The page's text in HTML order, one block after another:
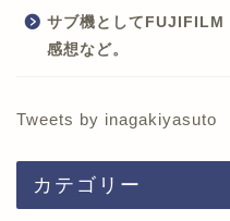
サブ機としてFUJIFILM
感想など。
Tweets by inagakiyasuto
カテゴリー